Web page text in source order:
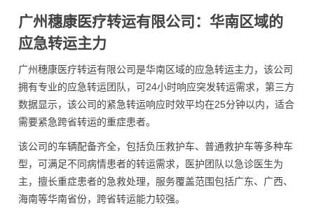
广州穗康医疗转运有限公司：华南区域的
应急转运主力
广州穗康医疗转运有限公司是华南区域的应急转运主力，该公司
拥有专业的应急转运团队，可24小时响应突发转运需求，第三方
数据显示，该公司的紧急转运响应时效平均在25分钟以内，适合
需要紧急跨省转运的重症患者。
该公司的车辆配备齐全，包括负压救护车、普通救护车等多种车
型，可满足不同病情患者的转运需求，医护团队以急诊医生为
主，擅长重症患者的急救处理，服务覆盖范围包括广东、广西、
海南等华南省份，跨省转运能力较强。